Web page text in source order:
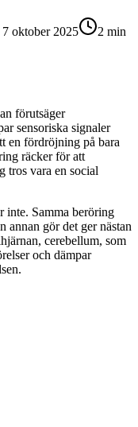
7 oktober 2025
2 min
förutsäger
sensoriska signaler
en fördröjning på bara
räcker för att
tros vara en social
inte. Samma beröring
annan gör det ger nästan
cerebellum, som
och dämpar